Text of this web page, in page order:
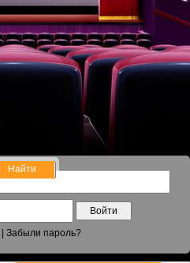
Войти
Забыли пароль?